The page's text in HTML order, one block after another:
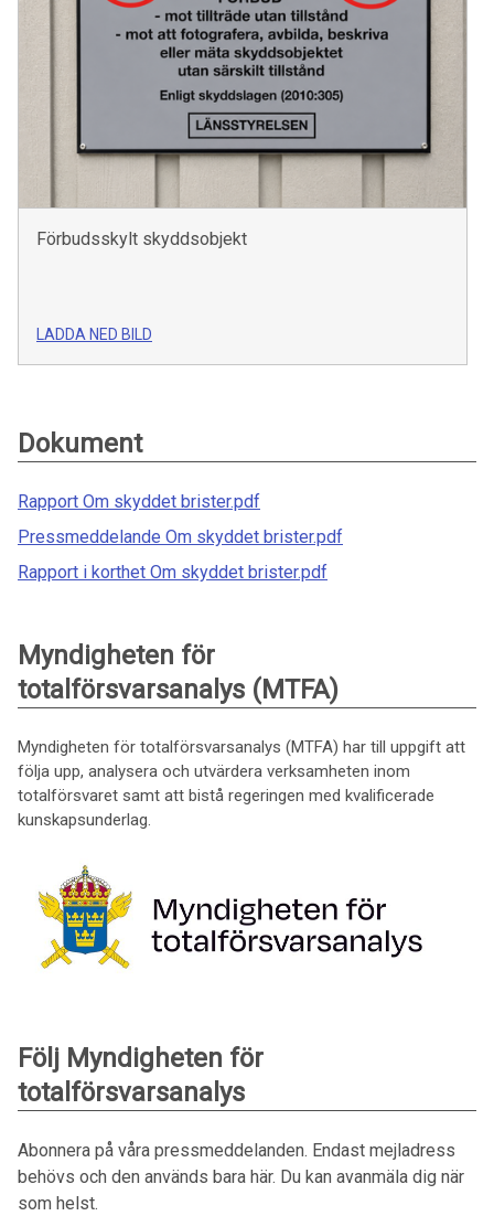
Förbudsskylt skyddsobjekt
LADDA NED BILD
Dokument
Rapport Om skyddet brister.pdf
Pressmeddelande Om skyddet brister.pdf
Rapport i korthet Om skyddet brister.pdf
Myndigheten för
totalförsvarsanalys (MTFA)
Myndigheten för totalförsvarsanalys (MTFA) har till uppgift att
följa upp, analysera och utvärdera verksamheten inom
totalförsvaret samt att bistå regeringen med kvalificerade
kunskapsunderlag.
Följ Myndigheten för
totalförsvarsanalys
Abonnera på våra pressmeddelanden. Endast mejladress
behövs och den används bara här. Du kan avanmäla dig när
som helst.